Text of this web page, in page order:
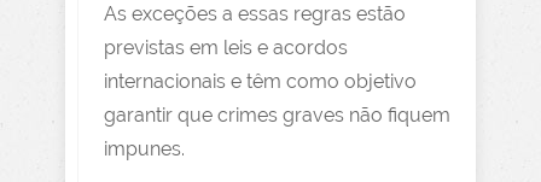
As exceções a essas regras estão
previstas em leis e acordos
internacionais e têm como objetivo
garantir que crimes graves não fiquem
impunes.